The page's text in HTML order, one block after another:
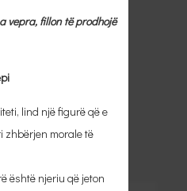
vepra, fillon të prodhojë
lind një figurë që e
zhbërjen morale të
është njeriu që jeton